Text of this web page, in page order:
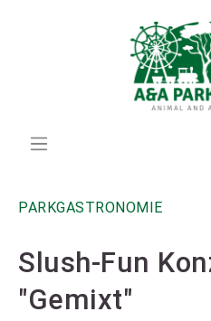
PARKGASTRONOMIE
Slush-Fun
"Gemixt"